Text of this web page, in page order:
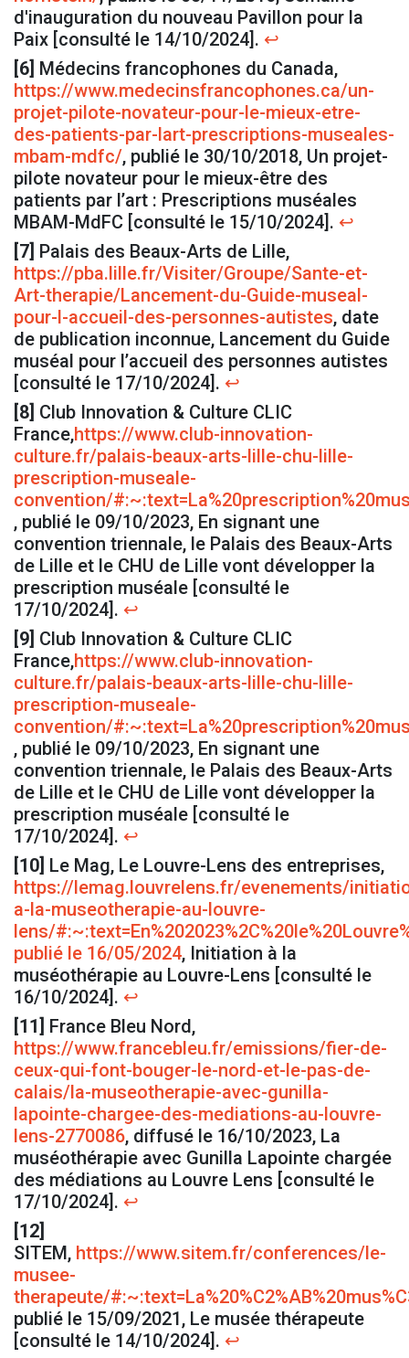
d'inauguration du nouveau Pavillon pour la
Paix [consulté le 14/10/2024]. ↩
[6] Médecins francophones du Canada,
https://www.medecinsfrancophones.ca/un-
projet-pilote-novateur-pour-le-mieux-etre-
des-patients-par-lart-prescriptions-museales-
mbam-mdfc/, publié le 30/10/2018, Un projet-
pilote novateur pour le mieux-être des
patients par l’art : Prescriptions muséales
MBAM-MdFC [consulté le 15/10/2024]. ↩
[7] Palais des Beaux-Arts de Lille,
https://pba.lille.fr/Visiter/Groupe/Sante-et-
Art-therapie/Lancement-du-Guide-museal-
pour-l-accueil-des-personnes-autistes, date
de publication inconnue, Lancement du Guide
muséal pour l’accueil des personnes autistes
[consulté le 17/10/2024]. ↩
[8] Club Innovation & Culture CLIC
France,https://www.club-innovation-
culture.fr/palais-beaux-arts-lille-chu-lille-
prescription-museale-
convention/
, publié le 09/10/2023, En signant une
convention triennale, le Palais des Beaux-Arts
de Lille et le CHU de Lille vont développer la
prescription muséale [consulté le
17/10/2024]. ↩
[9] Club Innovation & Culture CLIC
France,https://www.club-innovation-
culture.fr/palais-beaux-arts-lille-chu-lille-
prescription-museale-
convention/
, publié le 09/10/2023, En signant une
convention triennale, le Palais des Beaux-Arts
de Lille et le CHU de Lille vont développer la
prescription muséale [consulté le
17/10/2024]. ↩
[10] Le Mag, Le Louvre-Lens des entreprises,
https://lemag.louvrelens.fr/evenements/
a-la-museotherapie-au-louvre-
lens/
publié le 16/05/2024, Initiation à la
muséothérapie au Louvre-Lens [consulté le
16/10/2024]. ↩
[11] France Bleu Nord,
https://www.francebleu.fr/emissions/fier-de-
ceux-qui-font-bouger-le-nord-et-le-pas-de-
calais/la-museotherapie-avec-gunilla-
lapointe-chargee-des-mediations-au-louvre-
lens-2770086, diffusé le 16/10/2023, La
muséothérapie avec Gunilla Lapointe chargée
des médiations au Louvre Lens [consulté le
17/10/2024]. ↩
[12]
SITEM, https://www.sitem.fr/conferences/le-
musee-
therapeute/
publié le 15/09/2021, Le musée thérapeute
[consulté le 14/10/2024]. ↩